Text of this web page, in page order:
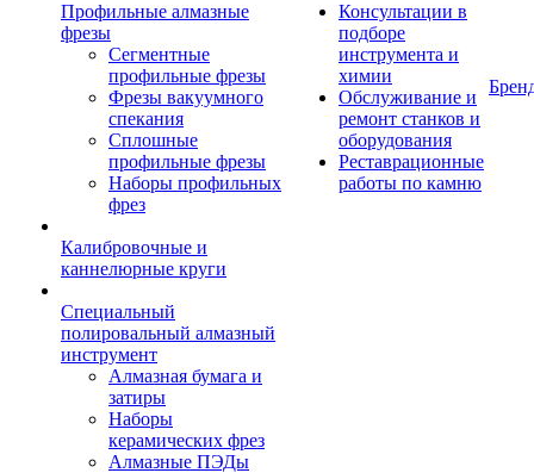
Профильные алмазные
фрезы
Сегментные
профильные фрезы
Фрезы вакуумного
спекания
Сплошные
профильные фрезы
Наборы профильных
фрез
Калибровочные и
каннелюрные круги
Специальный
полировальный алмазный
инструмент
Алмазная бумага и
затиры
Наборы
керамических фрез
Алмазные ПЭДы
Консультации в
подборе
инструмента и
химии
Обслуживание и
ремонт станков и
оборудования
Реставрационные
работы по камню